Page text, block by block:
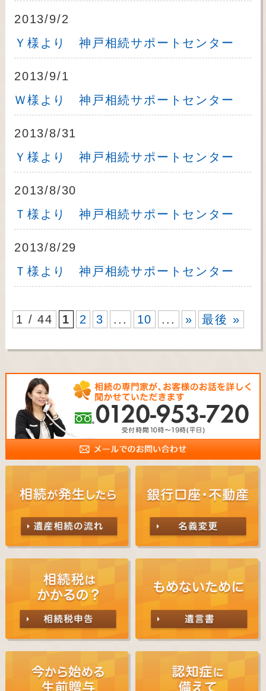
2013/9/2
Ｙ様より 神戸相続サポートセンター
2013/9/1
Ｗ様より 神戸相続サポートセンター
2013/8/31
Ｙ様より 神戸相続サポートセンター
2013/8/30
Ｔ様より 神戸相続サポートセンター
2013/8/29
Ｔ様より 神戸相続サポートセンター
1 / 44 1 2 3 ... 10 ... » 最後 »